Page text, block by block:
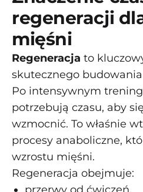
regeneracji
mięśni
Regeneracja to
skutecznego
Po intensywnym
potrzebują czasu, aby
wzmocnić. To właśnie
procesy anaboliczne,
wzrostu mięśni.
Regeneracja obejmuje: